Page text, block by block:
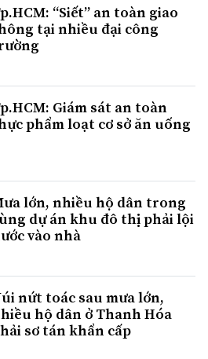
“Siết” an toàn giao
tại nhiều đại công
Giám sát an toàn
phẩm loạt cơ sở ăn uống
lớn, nhiều hộ dân trong
dự án khu đô thị phải lội
vào nhà
nứt toác sau mưa lớn,
hộ dân ở Thanh Hóa
sơ tán khẩn cấp